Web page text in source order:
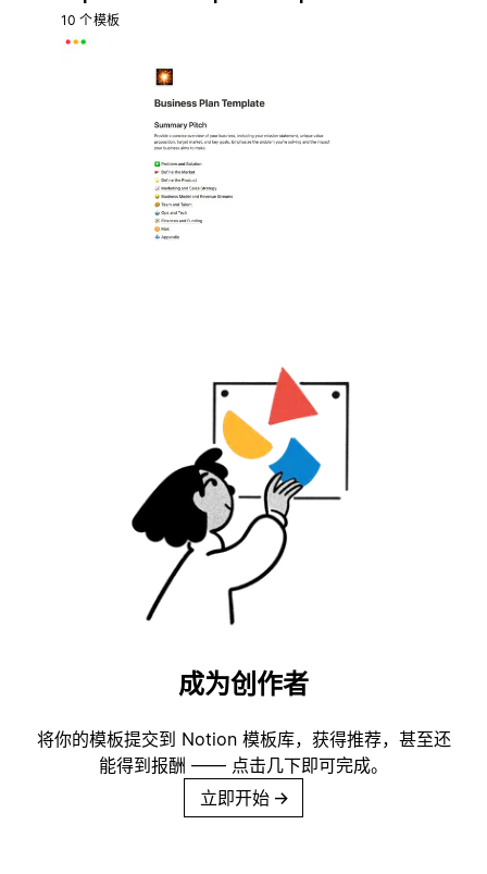
10 个模板
成为创作者
将你的模板提交到 Notion 模板库，获得推荐，甚至还
能得到报酬 —— 点击几下即可完成。
立即开始 →